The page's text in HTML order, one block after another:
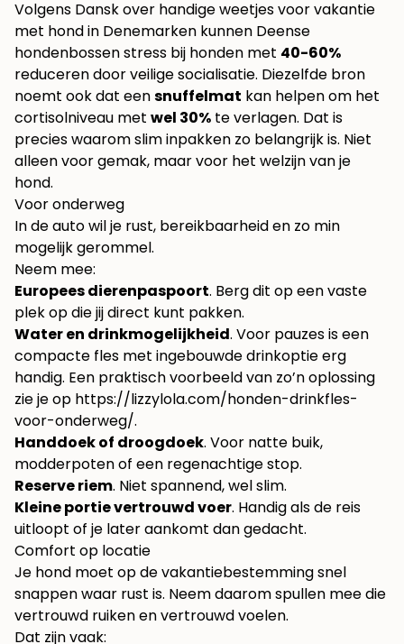
Volgens Dansk over handige weetjes voor vakantie
met hond in Denemarken kunnen Deense
hondenbossen stress bij honden met 40-60%
reduceren door veilige socialisatie. Diezelfde bron
noemt ook dat eensnuffelmat kan helpen om het
cortisolniveau met wel 30% te verlagen. Dat is
precies waarom slim inpakken zo belangrijk is. Niet
alleen voor gemak, maar voor het welzijn van je
hond.
Voor onderweg
In de auto wil je rust, bereikbaarheid en zo min
mogelijk gerommel.
Neem mee:
Europees dierenpaspoort. Berg dit op een vaste
plek op die jij direct kunt pakken.
Water en drinkmogelijkheid. Voor pauzes is een
compacte fles met ingebouwde drinkoptie erg
handig. Een praktisch voorbeeld van zo’n oplossing
zie je op https://lizzylola.com/honden-drinkfles-
voor-onderweg/.
Handdoek of droogdoek. Voor natte buik,
modderpoten of een regenachtige stop.
Reserve riem. Niet spannend, wel slim.
Kleine portie vertrouwd voer. Handig als de reis
uitloopt of je later aankomt dan gedacht.
Comfort op locatie
Je hond moet op de vakantiebestemming snel
snappen waar rust is. Neem daarom spullen mee die
vertrouwd ruiken en vertrouwd voelen.
Dat zijn vaak: